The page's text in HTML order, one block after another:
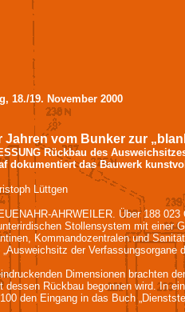
18./19. November 2000
Jahren vom Bunker zur
Rückbau des
dokumentiert das Bauwerk
Lüttgen
AHRWEILER. Über 188
Stollensystem mit einer
Kommandozentralen und
„Ausweichsitz der Verfassungsorgane
Dimensionen brachten
dessen Rückbau begonnen wird. In
den Eingang in das Buch